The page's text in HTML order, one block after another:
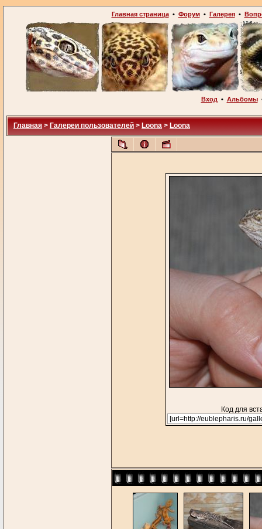
Главная страница• Форум• Галерея•
Вход • Альбомы
Главная > Галереи пользователей > Loona > Loona
Код для